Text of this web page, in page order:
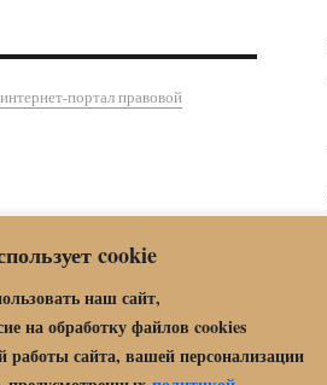
cookie
наш сайт,
на обработку файлов cookies
работы сайта, вашей персонализации
портал правовой